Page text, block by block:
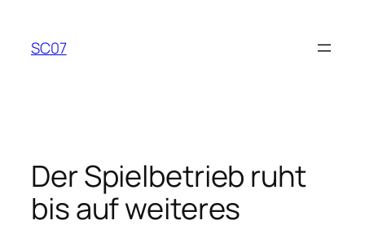
springen
SC07
Der Spielbetrieb ruht
bis auf weiteres